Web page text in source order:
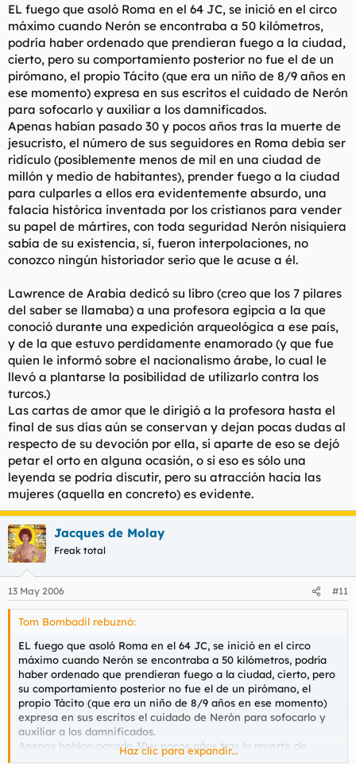
EL fuego que asoló Roma en el 64 JC, se inició en el circo
máximo cuando Nerón se encontraba a 50 kilómetros,
podría haber ordenado que prendieran fuego a la ciudad,
cierto, pero su comportamiento posterior no fue el de un
pirómano, el propio Tácito (que era un niño de 8/9 años en
ese momento) expresa en sus escritos el cuidado de Nerón
para sofocarlo y auxiliar a los damnificados.
Apenas habían pasado 30 y pocos años tras la muerte de
jesucristo, el número de sus seguidores en Roma debía ser
ridículo (posiblemente menos de mil en una ciudad de
millón y medio de habitantes), prender fuego a la ciudad
para culparles a ellos era evidentemente absurdo, una
falacia histórica inventada por los cristianos para vender
su papel de mártires, con toda seguridad Nerón nisiquiera
sabía de su existencia, sí, fueron interpolaciones, no
conozco ningún historiador serio que le acuse a él.
Lawrence de Arabia dedicó su libro (creo que los 7 pilares
del saber se llamaba) a una profesora egipcia a la que
conoció durante una expedición arqueológica a ese país,
y de la que estuvo perdidamente enamorado (y que fue
quien le informó sobre el nacionalismo árabe, lo cual le
llevó a plantarse la posibilidad de utilizarlo contra los
turcos.)
Las cartas de amor que le dirigió a la profesora hasta el
final de sus días aún se conservan y dejan pocas dudas al
respecto de su devoción por ella, si aparte de eso se dejó
petar el orto en alguna ocasión, o si eso es sólo una
leyenda se podría discutir, pero su atracción hacia las
mujeres (aquella en concreto) es evidente.
Jacques de Molay
Freak total
13 May 2006 #11
Tom Bombadil rebuznó:
EL fuego que asoló Roma en el 64 JC, se inició en el circo
máximo cuando Nerón se encontraba a 50 kilómetros, podría
haber ordenado que prendieran fuego a la ciudad, cierto, pero
su comportamiento posterior no fue el de un pirómano, el
propio Tácito (que era un niño de 8/9 años en ese momento)
expresa en sus escritos el cuidado de Nerón para sofocarlo y
auxiliar a los damnificados.
Apenas habían pasado 30 y pocos años tras la muerte de
jesucristo, el número de sus seguidores en Roma debía ser
Haz clic para expandir...